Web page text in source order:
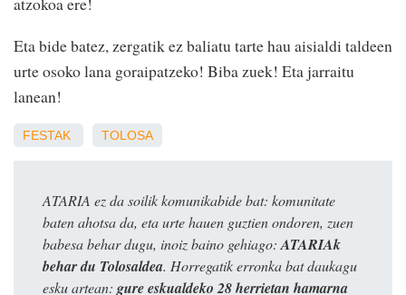
Eta bide batez, zergatik ez baliatu tarte hau aisialdi taldeen
urte osoko lana goraipatzeko! Biba zuek! Eta jarraitu
lanean!
FESTAK TOLOSA
ATARIA ez da soilik komunikabide bat: komunitate
baten ahotsa da, eta urte hauen guztien ondoren, zuen
babesa behar dugu, inoiz baino gehiago:ATARIAk
behar du Tolosaldea. Horregatik erronka bat daukagu
esku artean: gure eskualdeko 28 herrietan hamarna